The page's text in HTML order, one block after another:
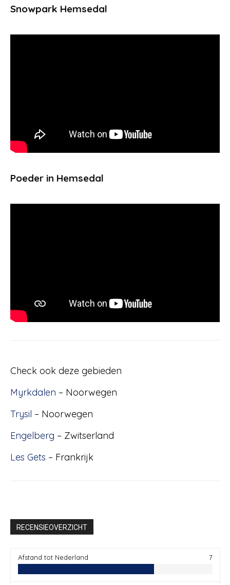
Snowpark Hemsedal
Poeder in Hemsedal
Check ook deze gebieden
Myrkdalen – Noorwegen
Trysil – Noorwegen
Engelberg – Zwitserland
Les Gets – Frankrijk
RECENSIEOVERZICHT
Afstand tot Nederland 7